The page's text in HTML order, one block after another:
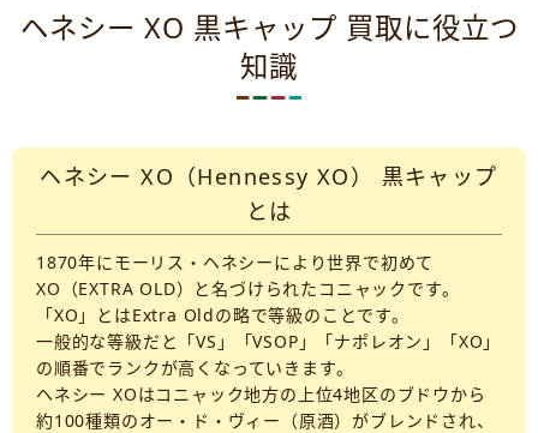
ヘネシー XO 黒キャップ 買取に役立つ
知識
ヘネシー XO（Hennessy XO） 黒キャップ
とは
1870年にモーリス・ヘネシーにより世界で初めて
XO（EXTRA OLD）と名づけられたコニャックです。
「XO」とはExtra Oldの略で等級のことです。
一般的な等級だと「VS」「VSOP」「ナポレオン」「XO」
の順番でランクが高くなっていきます。
ヘネシー XOはコニャック地方の上位4地区のブドウから
約100種類のオー・ド・ヴィー（原酒）がブレンドされ、